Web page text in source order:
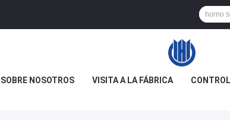
SOBRE NOSOTROS VISITA A LA FÁBRICA